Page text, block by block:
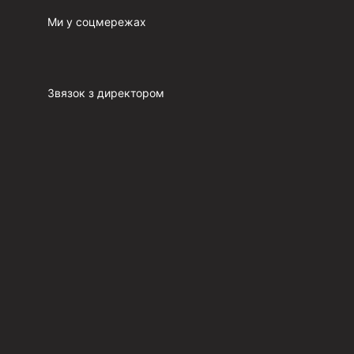
Ми у соцмережах
Звязок з директором